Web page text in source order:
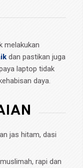
melakukan
dan pastikan juga
laptop tidak
daya.
jas hitam, dasi
rapi dan